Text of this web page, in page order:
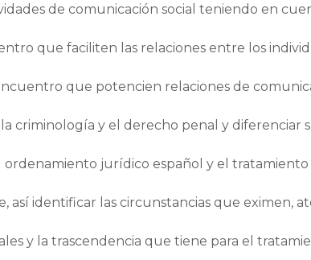
de comunicación social teniendo en
que faciliten las relaciones entre los
que potencien relaciones de
criminología y el derecho penal y diferenciar
jurídico español y el tratamiento
identificar las circunstancias que eximen,
y la trascendencia que tiene para el